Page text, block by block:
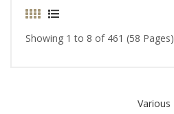
Showing 1 to 8 of 461 (58 Pages)
Various